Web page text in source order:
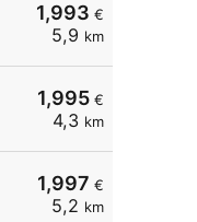
1,993 €
5,9 km
1,995 €
4,3 km
1,997 €
5,2 km